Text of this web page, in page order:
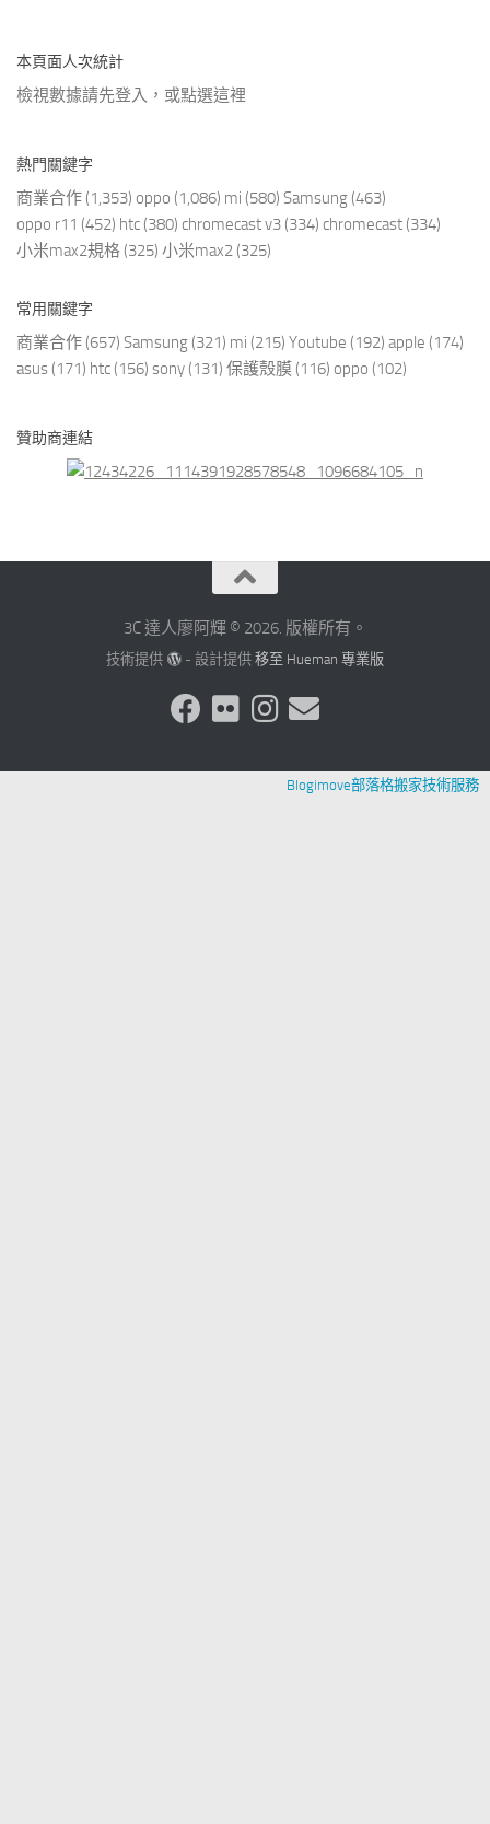
本頁面人次統計
檢視數據請先登入，或點選這裡
熱門關鍵字
商業合作 (1,353) oppo (1,086) mi (580) Samsung (463)
oppo r11 (452) htc (380) chromecast v3 (334) chromecast (334)
小米max2規格 (325) 小米max2 (325)
常用關鍵字
商業合作 (657) Samsung (321) mi (215) Youtube (192) apple (174)
asus (171) htc (156) sony (131) 保護殼膜 (116) oppo (102)
贊助商連結
3C 達人廖阿輝 © 2026. 版權所有。
技術提供 - 設計提供 移至 Hueman 專業版
Blogimove部落格搬家技術服務